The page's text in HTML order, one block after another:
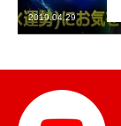
芸能界
テニス
スポーツ
2019.04.29